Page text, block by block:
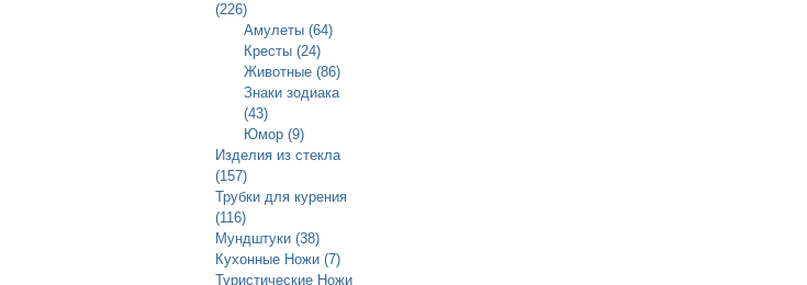
(226)
Амулеты (64)
Кресты (24)
Животные (86)
Знаки зодиака
(43)
Юмор (9)
Изделия из стекла
(157)
Трубки для курения
(116)
Мундштуки (38)
Кухонные Ножи (7)
Туристические Ножи